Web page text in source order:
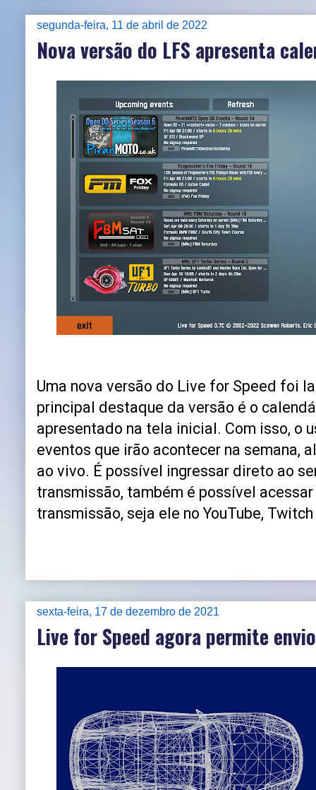
segunda-feira, 11 de abril de 2022
Nova versão do LFS apresenta
Uma nova versão do Live for Speed foi
principal destaque da versão é o
apresentado na tela inicial. Com isso, o
eventos que irão acontecer na semana,
ao vivo. É possível ingressar direto ao
transmissão, também é possível
transmissão, seja ele no YouTube,
sexta-feira, 17 de dezembro de 2021
Live for Speed agora permite